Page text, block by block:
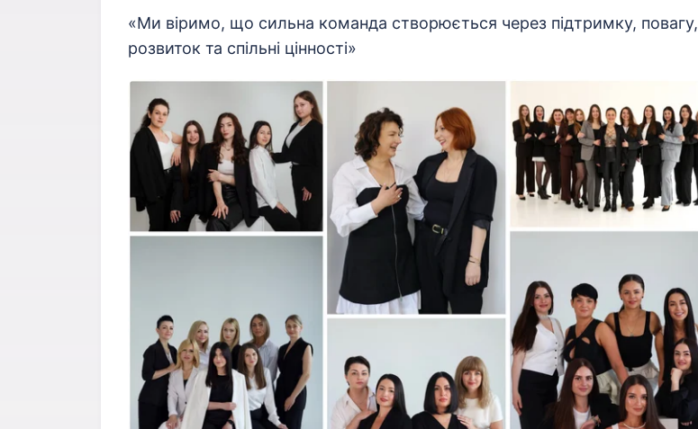
«Ми віримо, що сильна команда створюється через підтримку, повагу,
розвиток та спільні цінності»